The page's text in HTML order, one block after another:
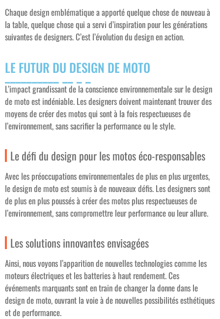
Chaque design emblématique a apporté quelque chose de nouveau à
la table, quelque chose qui a servi d’inspiration pour les générations
suivantes de designers. C’est l’évolution du design en action.
LE FUTUR DU DESIGN DE MOTO
L’impact grandissant de la conscience environnementale sur le design
de moto est indéniable. Les designers doivent maintenant trouver des
moyens de créer des motos qui sont à la fois respectueuses de
l’environnement, sans sacrifier la performance ou le style.
Le défi du design pour les motos éco-responsables
Avec les préoccupations environnementales de plus en plus urgentes,
le design de moto est soumis à de nouveaux défis. Les designers sont
de plus en plus poussés à créer des motos plus respectueuses de
l’environnement, sans compromettre leur performance ou leur allure.
Les solutions innovantes envisagées
Ainsi, nous voyons l’apparition de nouvelles technologies comme les
moteurs électriques et les batteries à haut rendement. Ces
événements marquants sont en train de changer la donne dans le
design de moto, ouvrant la voie à de nouvelles possibilités esthétiques
et de performance.